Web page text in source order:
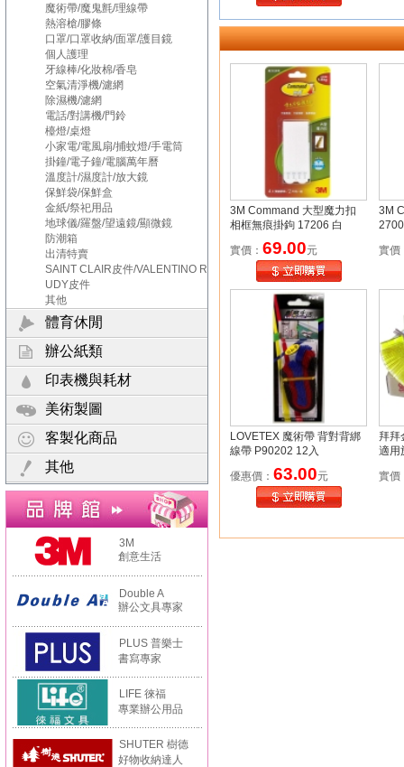
魔術帶/魔鬼氈/理線帶
熱溶槍/膠條
口罩/口罩收納/面罩/護目鏡
個人護理
牙線棒/化妝棉/香皂
空氣清淨機/濾網
除濕機/濾網
電話/對講機/門鈴
檯燈/桌燈
小家電/電風扇/捕蚊燈/手電筒
掛鐘/電子鐘/電腦萬年曆
溫度計/濕度計/放大鏡
保鮮袋/保鮮盒
金紙/祭祀用品
地球儀/羅盤/望遠鏡/顯微鏡
防潮箱
出清特賣
SAINT CLAIR皮件/VALENTINO R
UDY皮件
其他
體育休閒
辦公紙類
印表機與耗材
美術製圖
客製化商品
其他
3M
創意生活
Double A
辦公文具專家
PLUS 普樂士
書寫專家
LIFE 徠福
專業辦公用品
SHUTER 樹德
好物收納達人
3M Command 大型魔力扣
相框無痕掛鉤 17206 白
實價： 69.00元
3M
實價
LOVETEX 魔術帶 背對背綁
線帶 P90202 12入
優惠價： 63.00元
拜拜
適用
實價